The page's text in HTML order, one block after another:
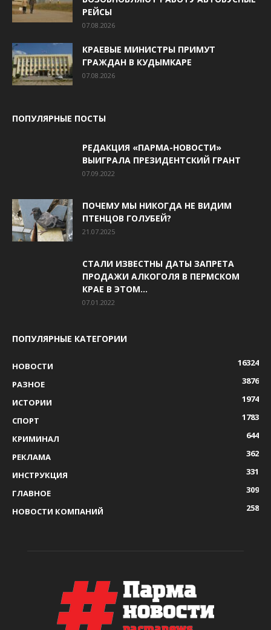
РЕЙСЫ
07.08.2026
КРАЕВЫЕ МИНИСТРЫ ПРИМУТ
ГРАЖДАН В КУДЫМКАРЕ
07.08.2026
ПОПУЛЯРНЫЕ ПОСТЫ
РЕДАКЦИЯ «ПАРМА-НОВОСТИ»
ВЫИГРАЛА ПРЕЗИДЕНТСКИЙ ГРАНТ
07.09.2022
ПОЧЕМУ МЫ НИКОГДА НЕ ВИДИМ
ПТЕНЦОВ ГОЛУБЕЙ?
21.07.2025
СТАЛИ ИЗВЕСТНЫ ДАТЫ ЗАПРЕТА
ПРОДАЖИ АЛКОГОЛЯ В ПЕРМСКОМ
КРАЕ В ЭТОМ...
07.01.2022
ПОПУЛЯРНЫЕ КАТЕГОРИИ
НОВОСТИ
16324
РАЗНОЕ
3876
ИСТОРИИ
1974
СПОРТ
1783
КРИМИНАЛ
644
РЕКЛАМА
362
ИНСТРУКЦИЯ
331
ГЛАВНОЕ
309
НОВОСТИ КОМПАНИЙ
258